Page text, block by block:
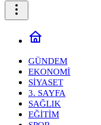
GÜNDEM
EKONOMİ
SİYASET
3. SAYFA
SAĞLIK
EĞİTİM